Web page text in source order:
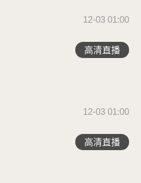
12-03 01:00
高清直播
12-03 01:00
高清直播